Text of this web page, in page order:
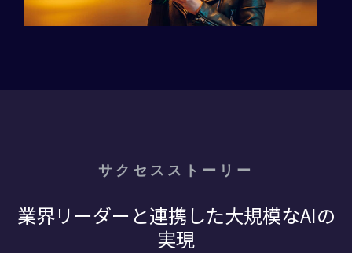
サクセスストーリー
業界リーダーと連携した大規模なAIの
実現